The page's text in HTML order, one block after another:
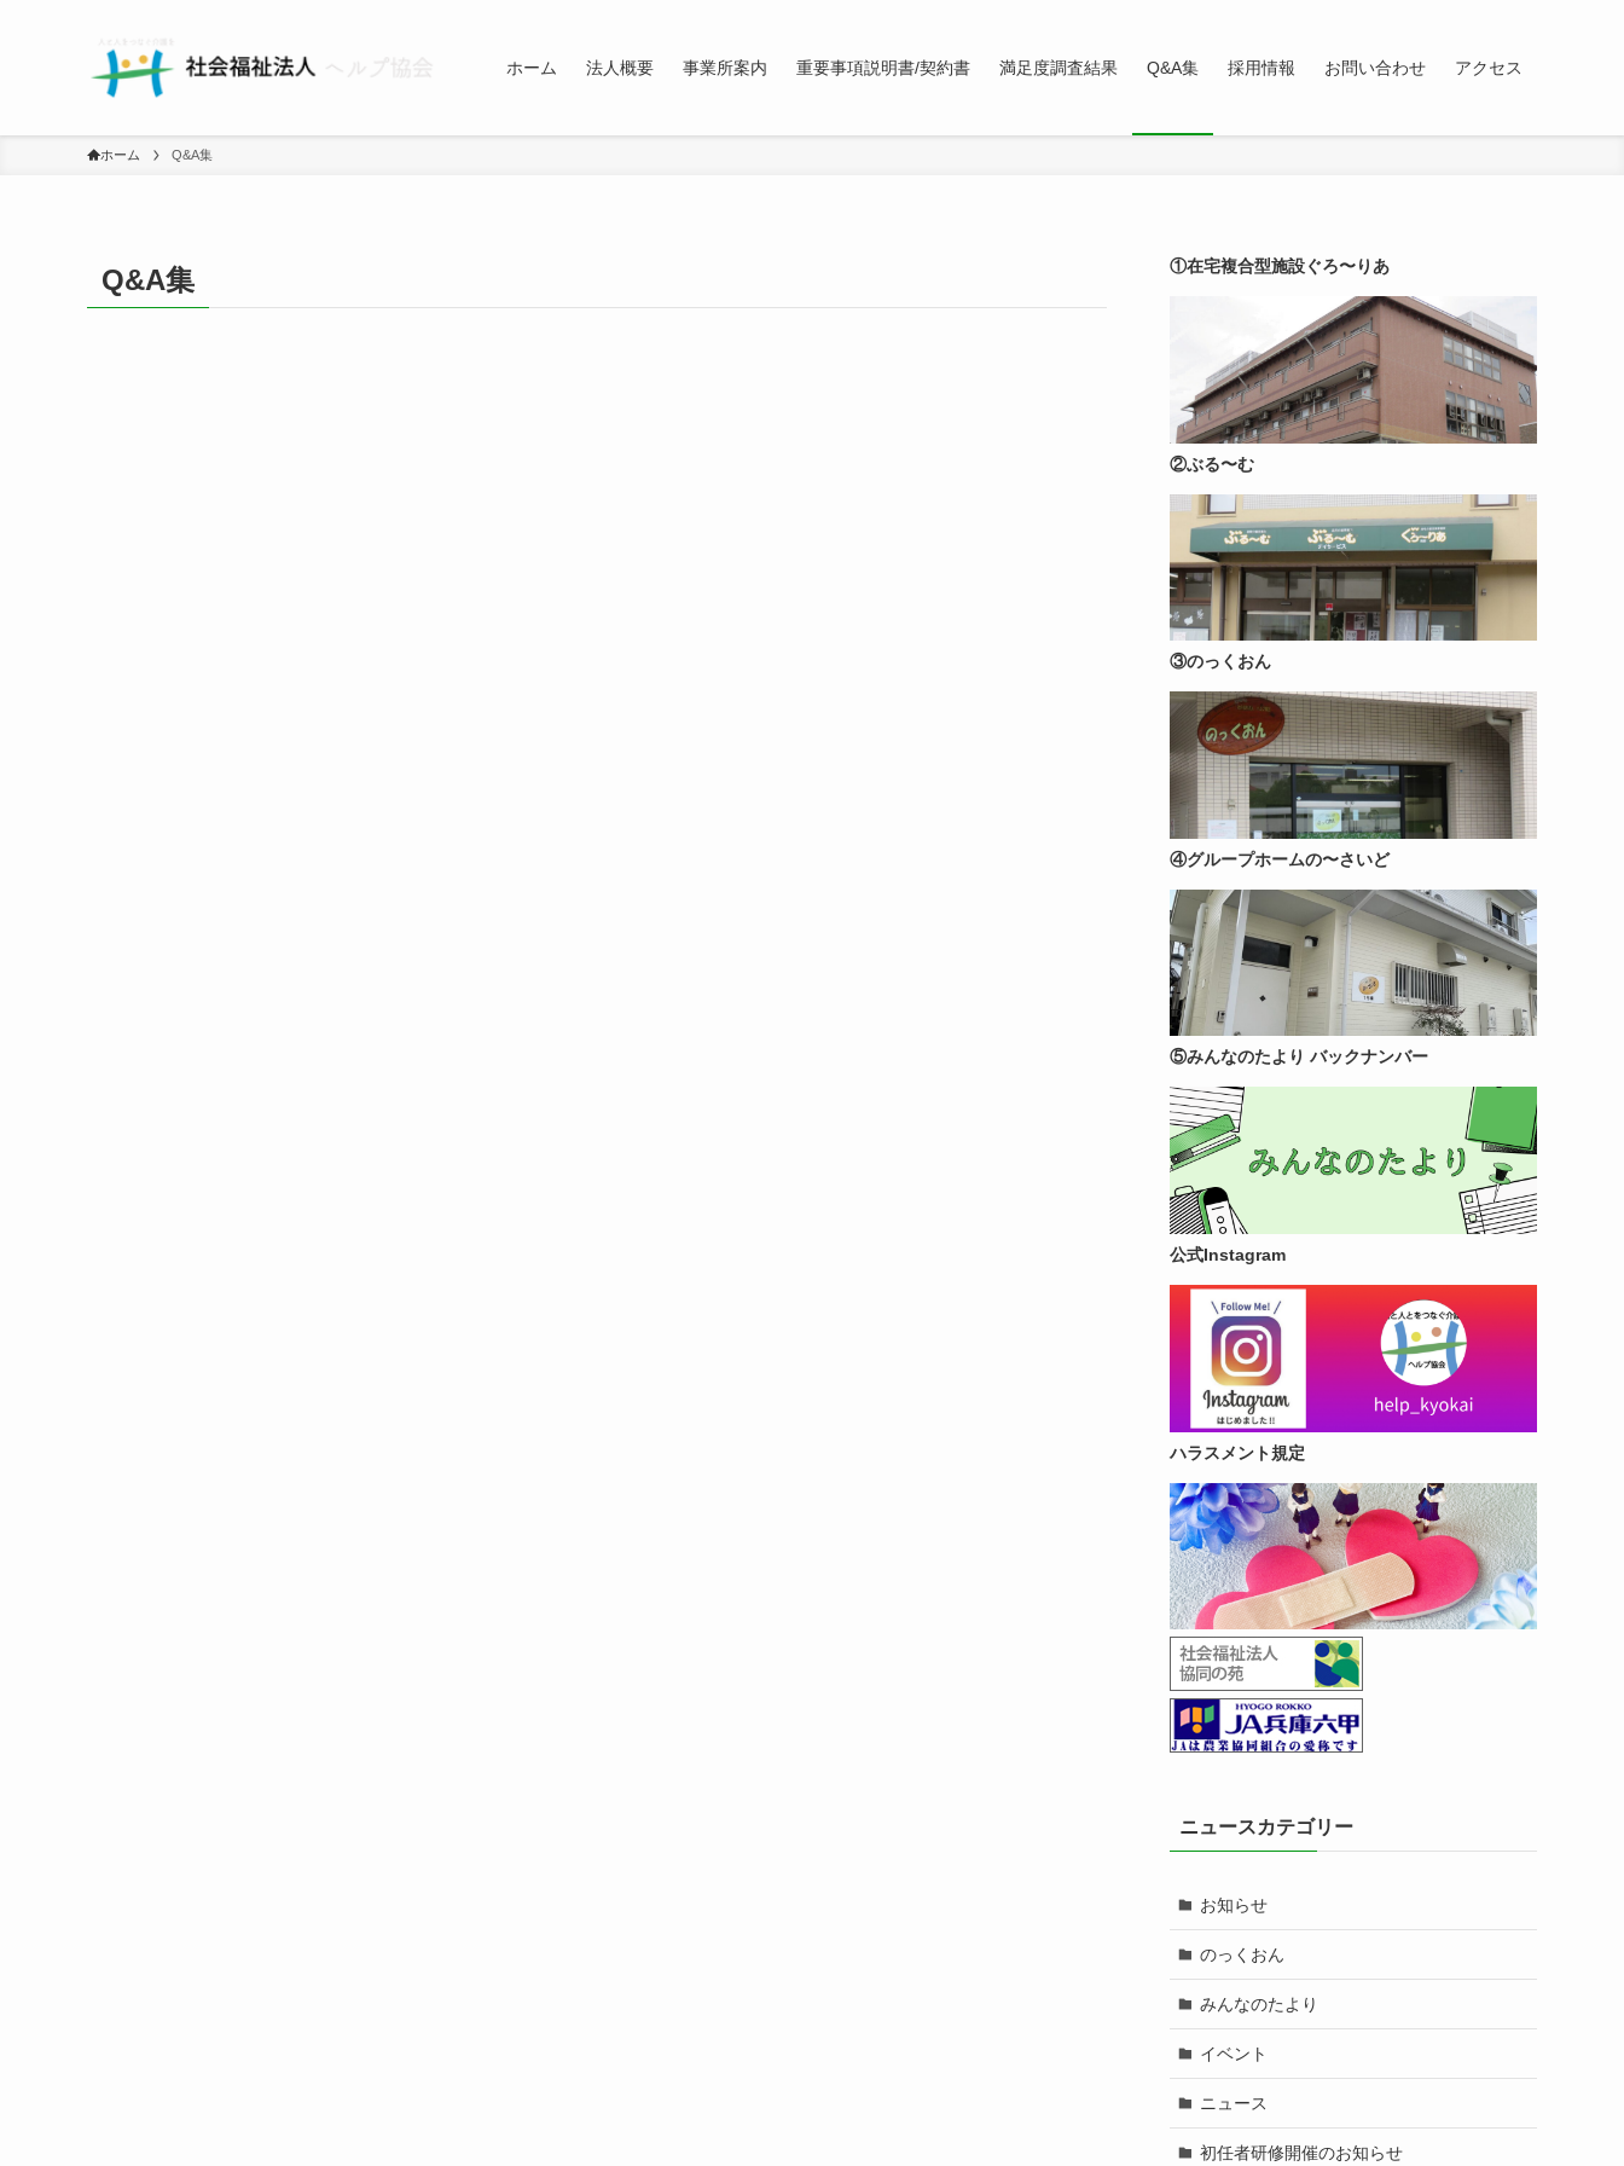
ホーム 法人概要 事業所案内 重要事項説明書/契約書 満足度調査結果 Q&A集 採用情報 お問い合わせ アクセス
ホーム Q&A集
Q&A集 ①在宅複合型施設ぐろ〜りあ
②ぶる〜む
③のっくおん
④グループホームの〜さいど
⑤みんなのたより バックナンバー
公式Instagram
ハラスメント規定
ニュースカテゴリー
お知らせ
のっくおん
みんなのたより
イベント
ニュース
初任者研修開催のお知らせ